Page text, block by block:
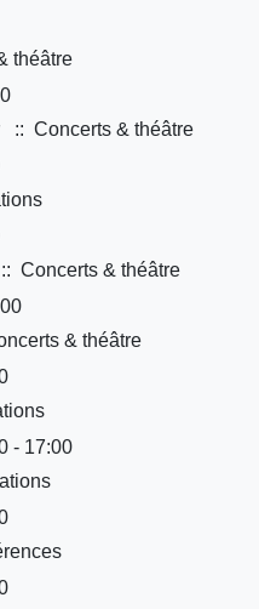
théâtre
:: Concerts & théâtre
:: Concerts & théâtre
& théâtre
- 17:00